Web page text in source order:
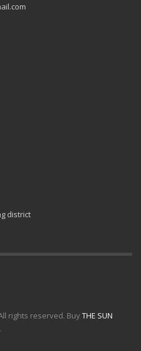
district
rights reserved. BuyTHE SUN
.